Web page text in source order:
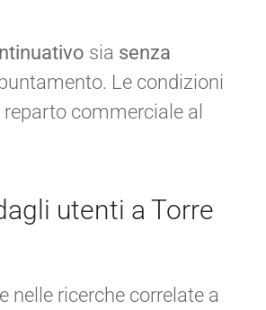
sia senza
Le condizioni
commerciale al
utenti a Torre
nelle ricerche correlate a